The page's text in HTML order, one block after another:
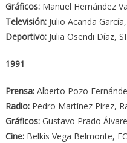
Gráficos:Manuel Hernández
Televisión:Julio Acanda
Deportivo:Julia Osendi Díaz,
1991
Prensa:Alberto Pozo
Radio:Pedro Martínez Pírez,
Gráficos:Gustavo Prado
Cine:Belkis Vega Belmonte,